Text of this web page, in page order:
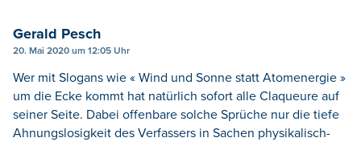
Gerald Pesch
20. Mai 2020 um 12:05 Uhr
Wer mit Slogans wie « Wind und Sonne statt Atomenergie »
um die Ecke kommt hat natürlich sofort alle Claqueure auf
seiner Seite. Dabei offenbare solche Sprüche nur die tiefe
Ahnungslosigkeit des Verfassers in Sachen physikalisch-